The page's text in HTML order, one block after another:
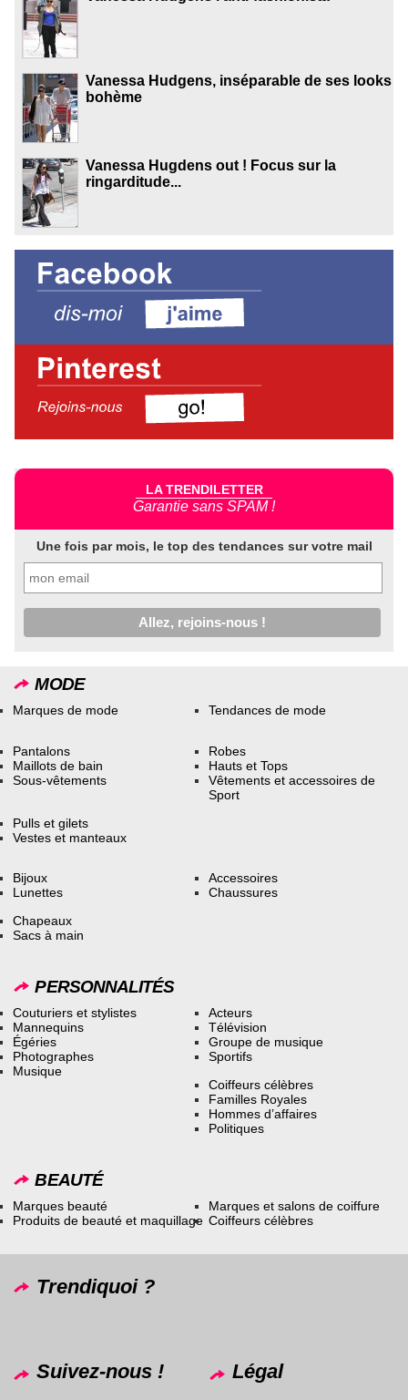
Vanessa Hudgens, inséparable de ses looks
bohème
Vanessa Hugdens out ! Focus sur la
ringarditude...
LA TRENDILETTER
Garantie sans SPAM !
Une fois par mois, le top des tendances sur votre mail
MODE
Marques de mode Tendances de mode
Pantalons
Maillots de bain
Sous-vêtements
Robes
Hauts et Tops
Vêtements et accessoires de
Sport
Pulls et gilets
Vestes et manteaux
Bijoux
Lunettes
Accessoires
Chaussures
Chapeaux
Sacs à main
PERSONNALITÉS
Couturiers et stylistes
Mannequins
Égéries
Photographes
Musique
Acteurs
Télévision
Groupe de musique
Sportifs
Coiffeurs célèbres
Familles Royales
Hommes d’affaires
Politiques
BEAUTÉ
Marques beauté
Produits de beauté et maquillage
Marques et salons de coiffure
Coiffeurs célèbres
Trendiquoi ?
Suivez-nous ! Légal